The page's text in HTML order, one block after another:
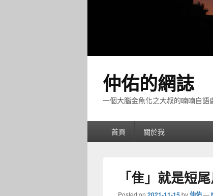
仲佑的網誌
一個大腦金魚化之大叔的喃喃自語
Primary首頁 關於我
「隹」就是短
Posted on by —